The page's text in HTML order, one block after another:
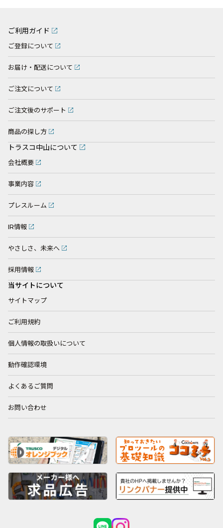
ご利用ガイド
ご登録について
お届け・配送について
ご注文について
ご注文後のサポート
商品の探し方
トラスコ中山について
会社概要
事業内容
プレスルーム
IR情報
やさしさ、未来へ
採用情報
当サイトについて
サイトマップ
ご利用規約
個人情報の取扱いについて
動作確認環境
よくあるご質問
お問い合わせ